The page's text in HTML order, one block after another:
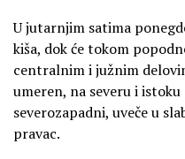
U jutarnjim satima
kiša, dok će tokom
centralnim i južnim
umeren, na severu i
severozapadni, uveče u
pravac.